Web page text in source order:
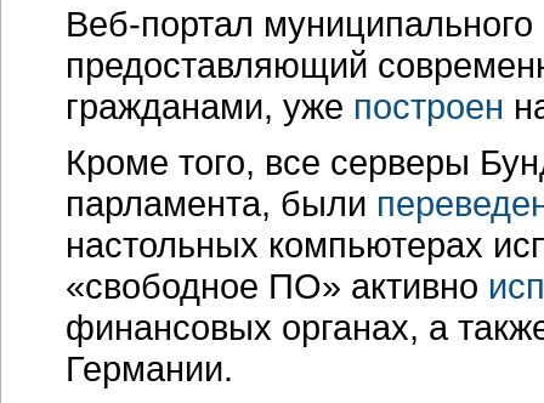
Веб-портал
предоставляющий
гражданами, уже построен
Кроме того, все серверы
парламента, были
настольных компьютерах
«свободное ПО» активно
финансовых органах, а
Германии.